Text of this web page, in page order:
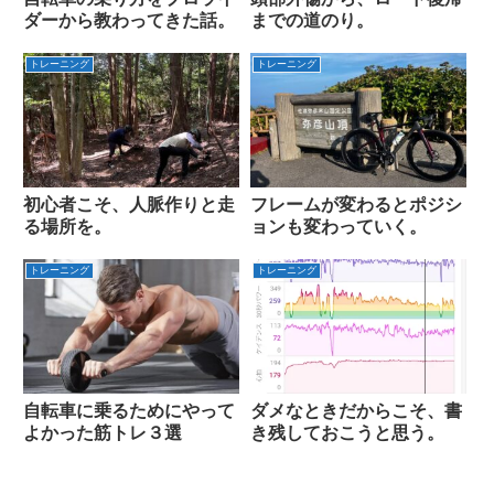
ダーから教わってきた話。
までの道のり。
トレーニング
初心者こそ、人脈作りと走
る場所を。
トレーニング
フレームが変わるとポジシ
ョンも変わっていく。
トレーニング
自転車に乗るためにやって
よかった筋トレ３選
トレーニング
ダメなときだからこそ、書
き残しておこうと思う。